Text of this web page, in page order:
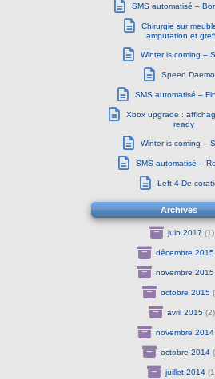
SMS automatisé –
Chirurgie sur
amputation et
Winter is coming –
Speed
SMS automatisé –
Xbox upgrade :
ready
Winter is coming –
SMS automatisé –
Left 4 De-
Archives
juin 2017 (1)
décembre 2015
novembre 2015
octobre 2015
avril 2015 (2)
novembre 2014
octobre 2014
juillet 2014